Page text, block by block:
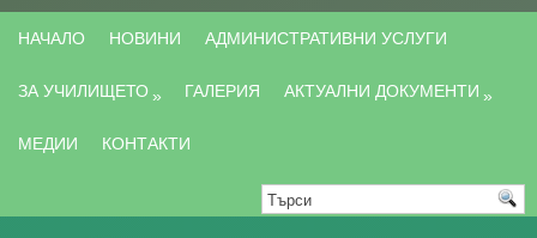
НАЧАЛО НОВИНИ АДМИНИСТРАТИВНИ УСЛУГИ
ЗА УЧИЛИЩЕТО » ГАЛЕРИЯ АКТУАЛНИ ДОКУМЕНТИ »
МЕДИИ КОНТАКТИ